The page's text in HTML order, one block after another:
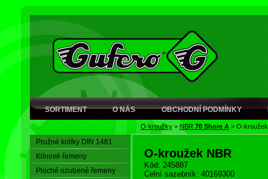
SORTIMENT O NÁS OBCHODNÍ PODMÍNKY
O-kroužky > NBR 70 Shore A > O-
Pružné kolíky DIN 1481
Klínové řemeny
Ploché ozubené řemeny
O-kroužek NBR
Kód: 245887
Celní sazebník: 40169300